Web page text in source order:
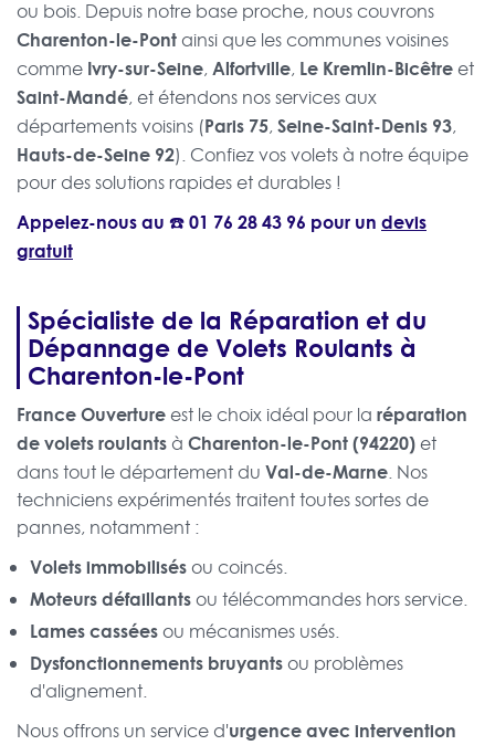
ou bois. Depuis notre base proche, nous couvrons
Charenton-le-Pontainsi que les communes voisines
comme Ivry-sur-Seine, Alfortville, Le Kremlin-Bicêtre et
Saint-Mandé, et étendons nos services aux
départements voisins (Paris 75, Seine-Saint-Denis 93,
Hauts-de-Seine 92). Confiez vos volets à notre équipe
pour des solutions rapides et durables !
Appelez-nous au ☎️01 76 28 43 96 pour un devis
gratuit
Spécialiste de la Réparation et du
Dépannage de Volets Roulants à
Charenton-le-Pont
France Ouverture est le choix idéal pour la réparation
de volets roulantsà Charenton-le-Pont (94220) et
dans tout le département du Val-de-Marne. Nos
techniciens expérimentés traitent toutes sortes de
pannes, notamment :
Volets immobilisésou coincés.
Moteurs défaillantsou télécommandes hors service.
Lames casséesou mécanismes usés.
Dysfonctionnements bruyantsou problèmes
d'alignement.
Nous offrons un service d'urgence avec intervention